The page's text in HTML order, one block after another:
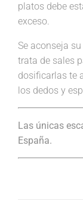
platos debe
exceso.
Se aconseja
trata de sales
dosificarlas te
los dedos y
Las únicas
España.